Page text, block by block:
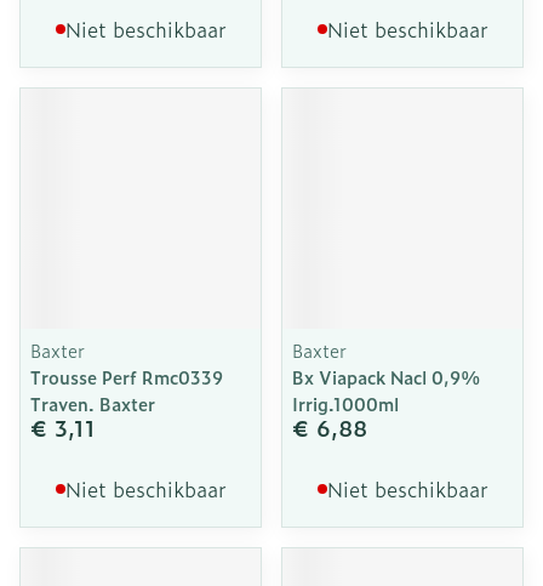
Niet beschikbaar Niet beschikbaar
Baxter
Trousse Perf Rmc0339
Traven. Baxter
€ 3,11
Niet beschikbaar
Baxter
Bx Viapack Nacl 0,9%
Irrig.1000ml
€ 6,88
Niet beschikbaar